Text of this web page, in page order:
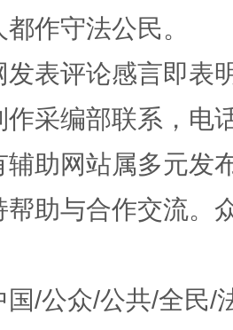
免责幌子
作守法公民。
发表评论感言即表
作采编部联系，电
辅助网站属多元发
帮助与合作交流。
国/公众/公共/全民/